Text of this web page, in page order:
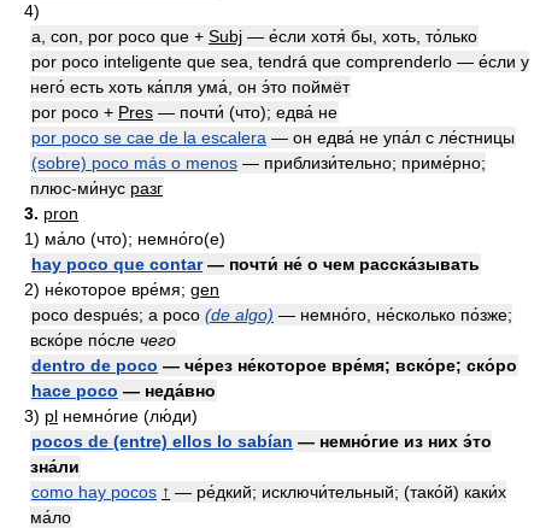
4)
a, con, por poco que + Subj — е́сли хотя́ бы, хоть, то́лько
por poco inteligente que sea, tendrá que comprenderlo — е́сли у
него́ есть хоть ка́пля ума́, он э́то поймёт
por poco + Pres — почти́ (что); едва́ не
por poco se cae de la escalera — он едва́ не упа́л с ле́стницы
(sobre) poco más o menos — приблизи́тельно; приме́рно;
плюс-ми́нус разг
3. pron
1) ма́ло (что); немно́го(е)
hay poco que contar— почти́ не́ о чем расска́зывать
2) не́которое вре́мя; gen
poco después; a poco (de algo) — немно́го, не́сколько по́зже;
вско́ре по́сле чего
dentro de poco — че́рез не́которое вре́мя; вско́ре; ско́ро
hace poco — неда́вно
3) pl немно́гие (лю́ди)
pocos de (entre) ellos lo sabían — немно́гие из них э́то
зна́ли
como hay pocos ↑ — ре́дкий; исключи́тельный; (тако́й) каки́х
ма́ло